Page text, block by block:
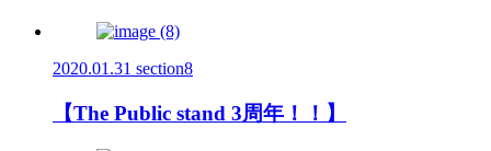
2020.01.31 section8
【The Public stand 3周年！！】